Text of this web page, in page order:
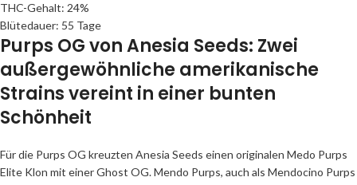
THC-Gehalt: 24%
Blütedauer: 55 Tage
Purps OG von Anesia Seeds: Zwei
außergewöhnliche amerikanische
Strains vereint in einer bunten
Schönheit
Für die Purps OG kreuzten Anesia Seeds einen originalen Medo Purps
Elite Klon mit einer Ghost OG. Mendo Purps, auch als Mendocino Purps